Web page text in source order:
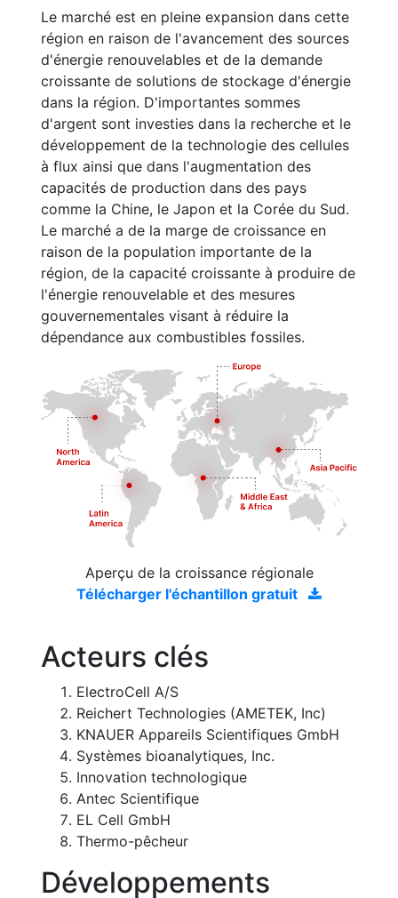
Le marché est en pleine expansion dans cette
région en raison de l'avancement des sources
d'énergie renouvelables et de la demande
croissante de solutions de stockage d'énergie
dans la région. D'importantes sommes
d'argent sont investies dans la recherche et le
développement de la technologie des cellules
à flux ainsi que dans l'augmentation des
capacités de production dans des pays
comme la Chine, le Japon et la Corée du Sud.
Le marché a de la marge de croissance en
raison de la population importante de la
région, de la capacité croissante à produire de
l'énergie renouvelable et des mesures
gouvernementales visant à réduire la
dépendance aux combustibles fossiles.
Aperçu de la croissance régionale
Télécharger l'échantillon gratuit
Acteurs clés
ElectroCell A/S
Reichert Technologies (AMETEK, Inc)
KNAUER Appareils Scientifiques GmbH
Systèmes bioanalytiques, Inc.
Innovation technologique
Antec Scientifique
EL Cell GmbH
Thermo-pêcheur
Développements